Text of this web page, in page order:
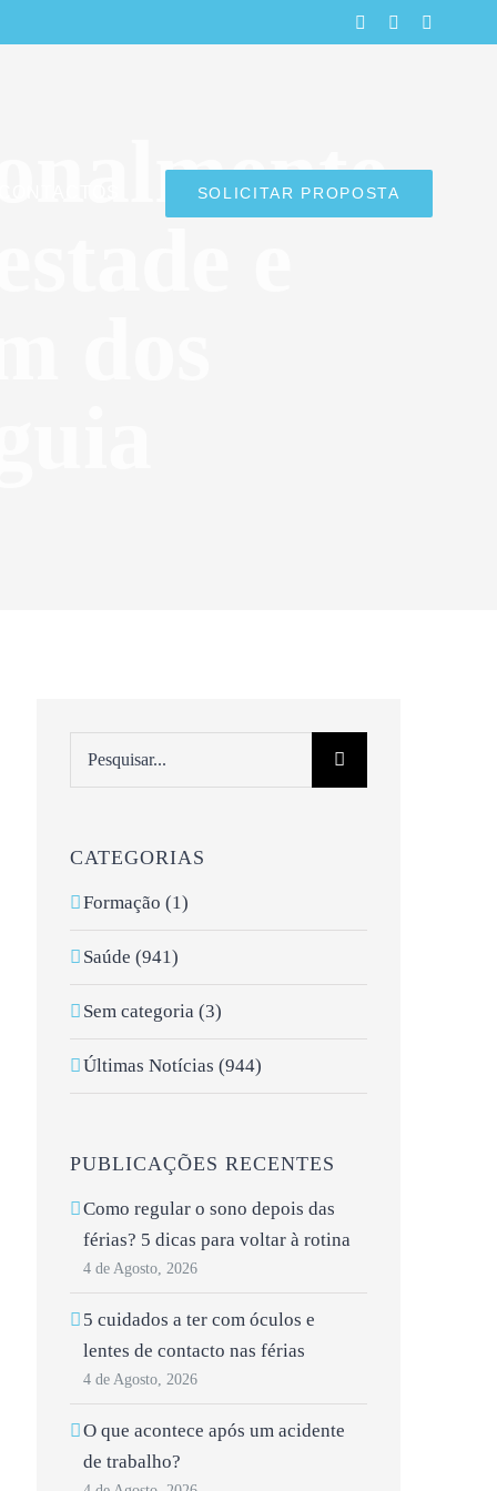
LinkedInFacebook
SOLICITAR PROPOSTA
CATEGORIAS
Formação (1)
Saúde (941)
Sem categoria (3)
Últimas Notícias (944)
PUBLICAÇÕES RECENTES
Como regular o sono depois das
férias? 5 dicas para voltar à rotina
4 de Agosto, 2026
5 cuidados a ter com óculos e
lentes de contacto nas férias
4 de Agosto, 2026
O que acontece após um acidente
de trabalho?